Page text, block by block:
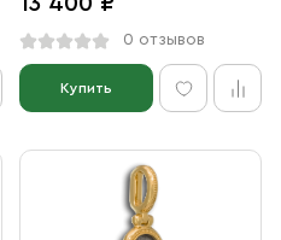
0 отзывов
Купить